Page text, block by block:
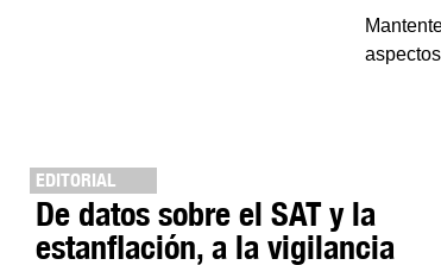
EDITORIAL
De datos sobre el SAT y la
estanflación, a la vigilancia